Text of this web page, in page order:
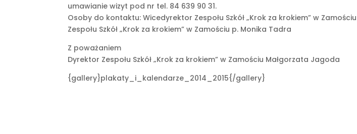
umawianie wizyt pod nr tel. 84 639 90 31.
Osoby do kontaktu: Wicedyrektor Zespołu Szkół „Krok za krokiem” w
Zespołu Szkół „Krok za krokiem” w Zamościu p. Monika Tadra
Z poważaniem
Dyrektor Zespołu Szkół „Krok za krokiem” w Zamościu Małgorzata Jagoda
{gallery}plakaty_i_kalendarze_2014_2015{/gallery}